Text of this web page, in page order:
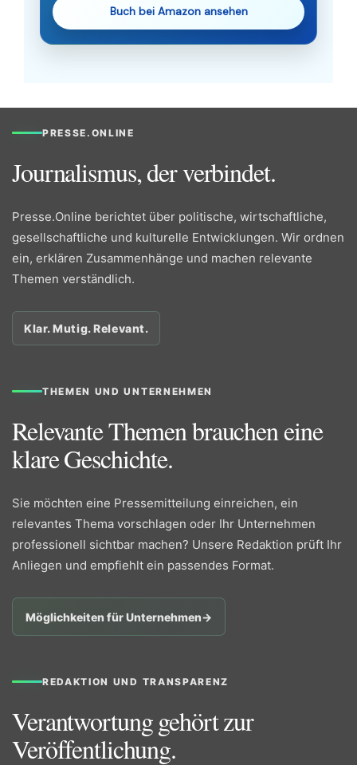
Buch bei Amazon ansehen
PRESSE.ONLINE
Journalismus, der verbindet.
Presse.Online berichtet über politische, wirtschaftliche,
gesellschaftliche und kulturelle Entwicklungen. Wir ordnen
ein, erklären Zusammenhänge und machen relevante
Themen verständlich.
Klar. Mutig. Relevant.
THEMEN UND UNTERNEHMEN
Relevante Themen brauchen eine
klare Geschichte.
Sie möchten eine Pressemitteilung einreichen, ein
relevantes Thema vorschlagen oder Ihr Unternehmen
professionell sichtbar machen? Unsere Redaktion prüft Ihr
Anliegen und empfiehlt ein passendes Format.
Möglichkeiten für Unternehmen→
REDAKTION UND TRANSPARENZ
Verantwortung gehört zur
Veröffentlichung.